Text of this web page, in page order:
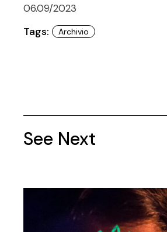
06.09/2023
Tags: Archivio
See Next